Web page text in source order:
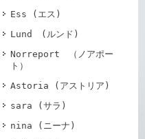
Ess (エス)
Lund (ルンド)
Norreport （ノアポー
ト）
Astoria (アストリア)
sara (サラ)
nina (ニーナ)